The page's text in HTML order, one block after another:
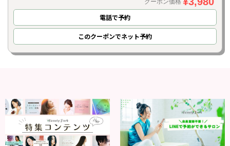
電話で予約
このクーポンでネット予約